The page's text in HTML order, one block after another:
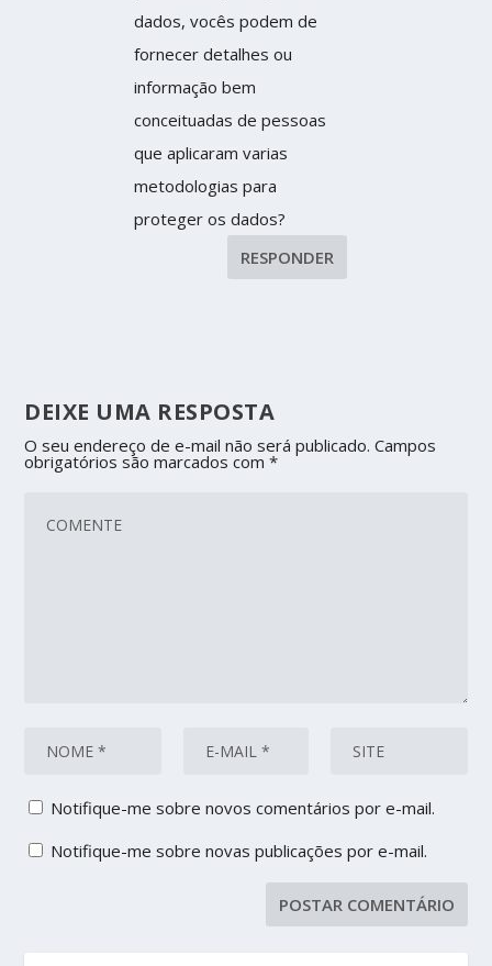
dados, vocês podem de
fornecer detalhes ou
informação bem
conceituadas de pessoas
que aplicaram varias
metodologias para
proteger os dados?
RESPONDER
DEIXE UMA RESPOSTA
O seu endereço de e-mail não será publicado. Campos
obrigatórios são marcados com*
Notifique-me sobre novos comentários por e-mail.
Notifique-me sobre novas publicações por e-mail.